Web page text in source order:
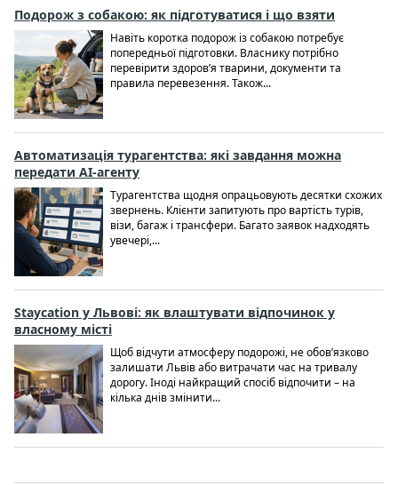
Подорож з собакою: як підготуватися і що взяти
Навіть коротка подорож із собакою потребує
попередньої підготовки. Власнику потрібно
перевірити здоров’я тварини, документи та
правила перевезення. Також...
Автоматизація турагентства: які завдання можна
передати AI-агенту
Турагентства щодня опрацьовують десятки схожих
звернень. Клієнти запитують про вартість турів,
візи, багаж і трансфери. Багато заявок надходять
увечері,...
Staycation у Львові: як влаштувати відпочинок у
власному місті
Щоб відчути атмосферу подорожі, не обов’язково
залишати Львів або витрачати час на тривалу
дорогу. Іноді найкращий спосіб відпочити – на
кілька днів змінити...